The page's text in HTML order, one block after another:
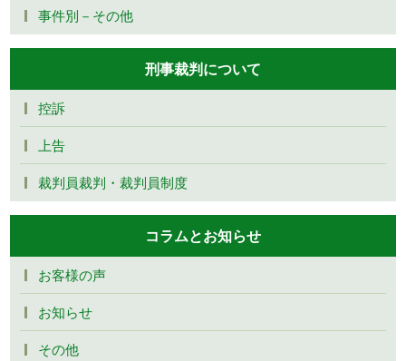
事件別－その他
刑事裁判について
控訴
上告
裁判員裁判・裁判員制度
コラムとお知らせ
お客様の声
お知らせ
その他